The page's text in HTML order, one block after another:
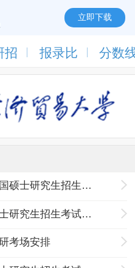
立即下载
招 报录比 分数
2021年对外经济贸易大学全国硕士研究生招生考试考场安排
2020年对外经济贸易大学硕士研究生招生考试考场安排及考生须知
考场安排